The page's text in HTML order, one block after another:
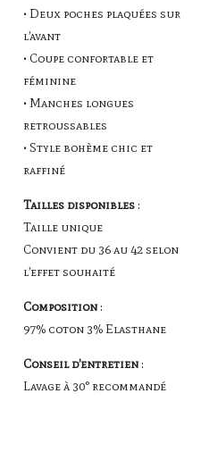
• Deux poches plaquées sur
l’avant
• Coupe confortable et
féminine
• Manches longues
retroussables
• Style bohème chic et
raffiné
Tailles disponibles :
Taille unique
Convient du 36 au 42 selon
l’effet souhaité
Composition:
97% coton 3% Elasthane
Conseil d’entretien:
Lavage à 30° recommandé